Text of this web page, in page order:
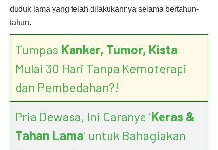
duduk lama yang telah dilakukannya selama bertahun-
tahun.
Tumpas Kanker, Tumor, Kista
Mulai 30 Hari Tanpa Kemoterapi
dan Pembedahan?!
Pria Dewasa, Ini Caranya ‘Keras &
Tahan Lama’ untuk Bahagiakan